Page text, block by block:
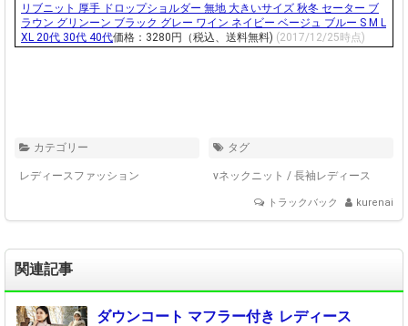
リブニット 厚手 ドロップショルダー 無地 大きいサイズ 秋冬 セーター ブ
ラウン グリンーン ブラック グレー ワイン ネイビー ベージュ ブルー S M L
XL 20代 30代 40代価格：3280円（税込、送料無料) (2017/12/25時点)
カテゴリー
レディースファッション
タグ
vネックニット / 長袖レディース
トラックバック kurenai
関連記事
ダウンコート マフラー付き レディース